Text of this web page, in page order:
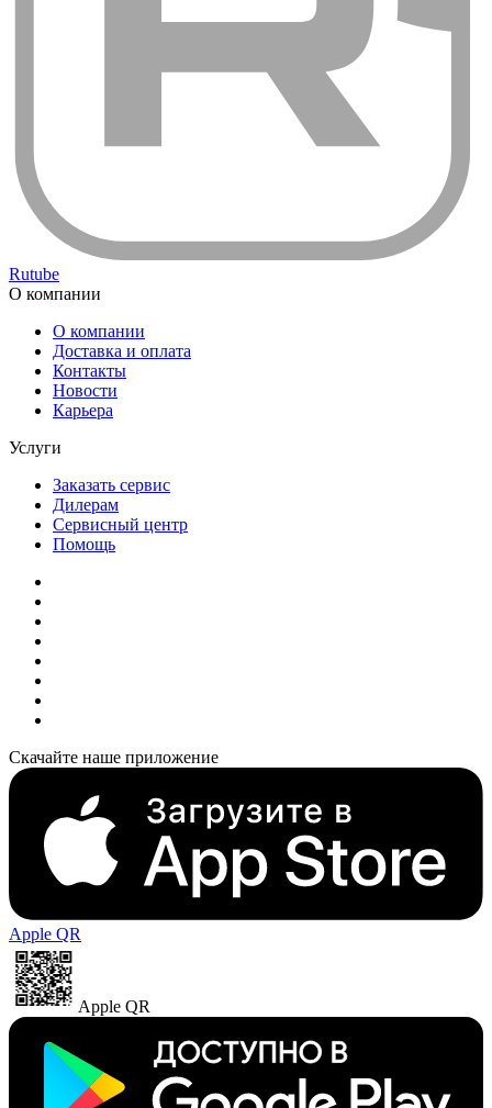
Rutube
О компании
О компании
Доставка и оплата
Контакты
Новости
Карьера
Услуги
Заказать сервис
Дилерам
Сервисный центр
Помощь
Скачайте наше приложение
Apple QR
Apple QR